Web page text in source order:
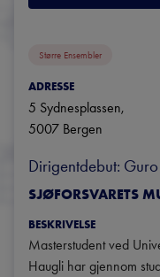
Større Ensembler
ADRESSE
5 Sydnesplassen,
5007 Bergen
Dirigentdebut:
SJØFORSVARETS
BESKRIVELSE
Masterstudent ved
Haugli har gjennom